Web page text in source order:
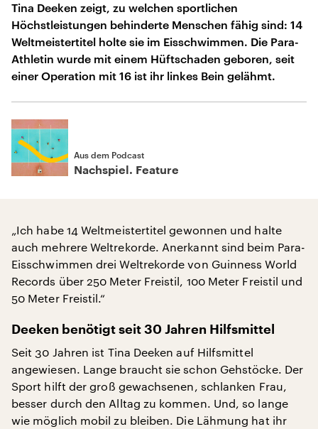
Tina Deeken zeigt, zu welchen sportlichen
Höchstleistungen behinderte Menschen fähig sind: 14
Weltmeistertitel holte sie im Eisschwimmen. Die Para-
Athletin wurde mit einem Hüftschaden geboren, seit
einer Operation mit 16 ist ihr linkes Bein gelähmt.
Aus dem Podcast
Nachspiel. Feature
„Ich habe 14 Weltmeistertitel gewonnen und halte
auch mehrere Weltrekorde. Anerkannt sind beim Para-
Eisschwimmen drei Weltrekorde von Guinness World
Records über 250 Meter Freistil, 100 Meter Freistil und
50 Meter Freistil.“
Deeken benötigt seit 30 Jahren Hilfsmittel
Seit 30 Jahren ist Tina Deeken auf Hilfsmittel
angewiesen. Lange braucht sie schon Gehstöcke. Der
Sport hilft der groß gewachsenen, schlanken Frau,
besser durch den Alltag zu kommen. Und, so lange
wie möglich mobil zu bleiben. Die Lähmung hat ihr